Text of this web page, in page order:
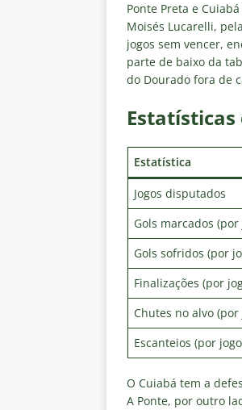
[ 6
[ 5
[ 5
[ 5
[ 5
Ponte Preta e
Moisés Lucarelli,
jogos sem vencer,
parte de baixo da
do Dourado fora de
Estatísticas
Estatística
Jogos disputados
Gols marcados (por
Gols sofridos (por
Finalizações (por
Chutes no alvo (por
Escanteios (por
O Cuiabá tem a
A Ponte, por outro